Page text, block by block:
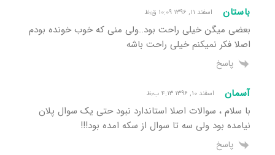
باستان اسفند ۱۱, ۱۳۹۶ ۱۰:۰۹ ق٫ظ
بعضی میگن خیلی راحت بود..ولی منی که خوب خونده بودم
اصلا فکر نمیکنم خیلی راحت باشه
پاسخ
آسمان اسفند ۱۰, ۱۳۹۶ ۴:۱۳ ب٫ظ
با سلام ، سوالات اصلا استاندارد نبود حتی یک سوال پلان
نیامده بود ولی سه تا سوال از سکه امده بود!!!
پاسخ